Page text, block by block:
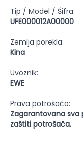
Tip / Model / Šifra:
UFE000012A00000
Zemlja porekla:
Kina
Uvoznik:
EWE
Prava potrošača:
Zagarantovana sva
zaštiti potrošača.